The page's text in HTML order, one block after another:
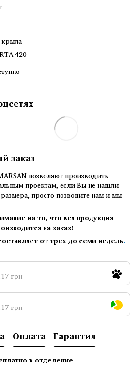
крыла
420
заказ
позволяют производить
проектам, если Вы не нашли
просто позвоните нам и мы
на то, что вся продукция
на заказ!
от трех до семи недель.
грн
грн
Оплата Гарантия
в отделение